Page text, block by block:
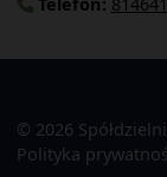
© 2026
Polityka